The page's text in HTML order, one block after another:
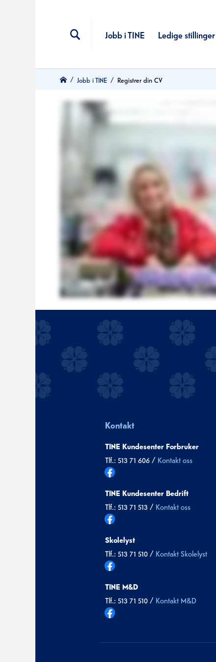
Jobb i TINE Ledige stillinger
Jobb i TINE Registrer din CV
Kontakt
TINE Kundesenter Forbruker
Tlf.: 513 71 606 / Kontakt oss
TINE Kundesenter Bedrift
Tlf.: 513 71 513 / Kontakt oss
Skolelyst
Tlf.: 513 71 510 / Kontakt Skolelyst
TINE M&D
Tlf.: 513 71 510 / Kontakt M&D